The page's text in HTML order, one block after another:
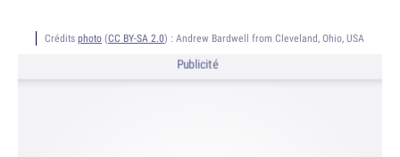
Crédits photo (CC BY-SA 2.0) : Andrew Bardwell from Cleveland, Ohio, USA
Publicité